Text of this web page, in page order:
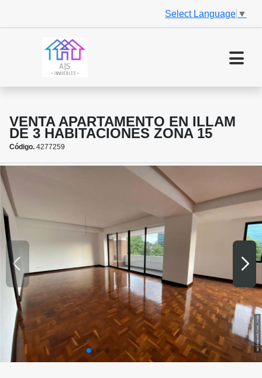
Select Language ▼
VENTA APARTAMENTO EN ILLAM
DE 3 HABITACIONES ZONA 15
Código. 4277259